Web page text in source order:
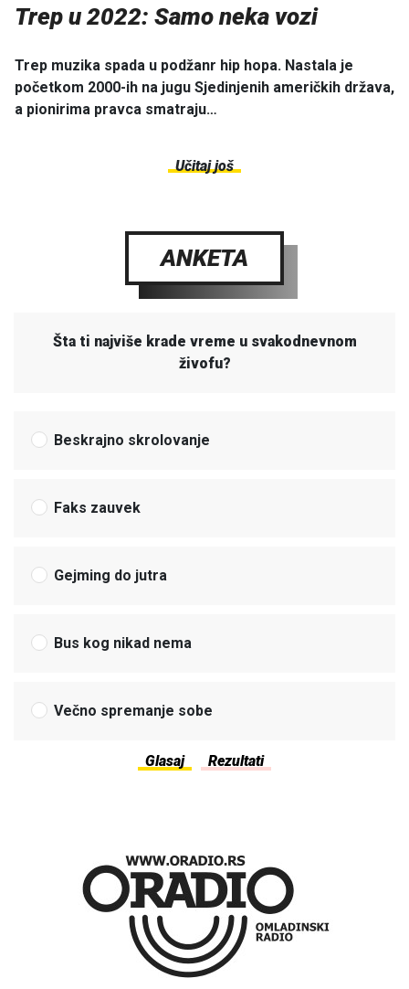
Trep u 2022: Samo neka vozi
Trep muzika spada u podžanr hip hopa. Nastala je
početkom 2000-ih na jugu Sjedinjenih američkih država,
a pionirima pravca smatraju…
Učitaj još
ANKETA
Šta ti najviše krade vreme u svakodnevnom
živofu?
Beskrajno skrolovanje
Faks zauvek
Gejming do jutra
Bus kog nikad nema
Večno spremanje sobe